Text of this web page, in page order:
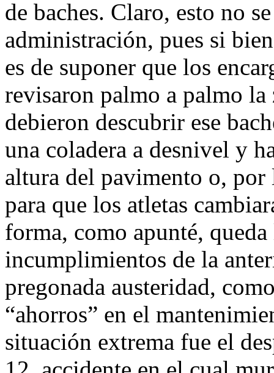
de baches. Claro, esto no
administración, pues si
es de suponer que los
revisaron palmo a palmo
debieron descubrir ese
una coladera a desnivel y
altura del pavimento o, por
para que los atletas
forma, como apunté, queda
incumplimientos de la
pregonada austeridad,
“ahorros” en el
situación extrema fue el